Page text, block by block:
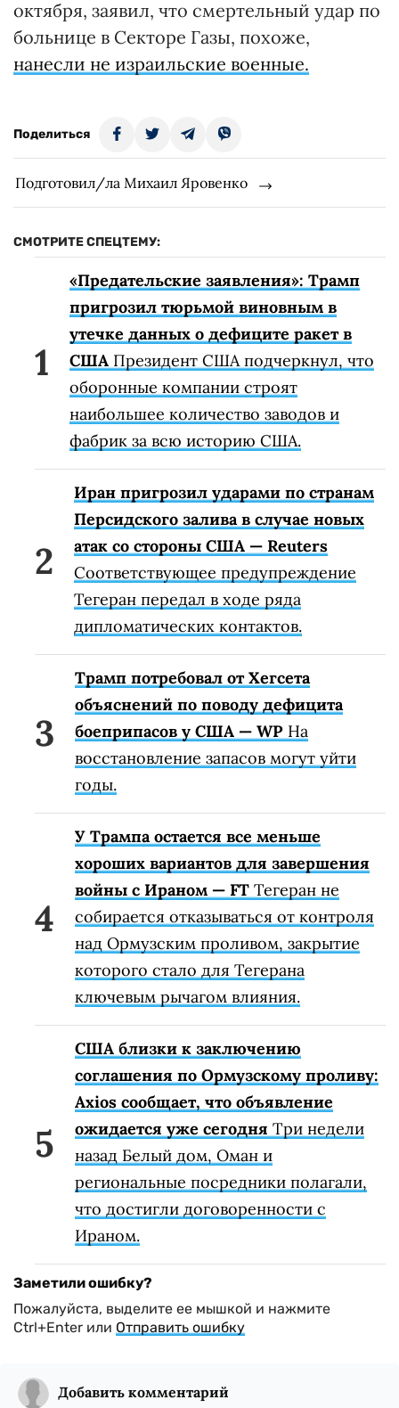
октября, заявил, что смертельный удар по
больнице в Секторе Газы, похоже,
нанесли не израильские военные.
Поделиться
Подготовил/ла Михаил Яровенко
СМОТРИТЕ СПЕЦТЕМУ:
«Предательские заявления»: Трамп
пригрозил тюрьмой виновным в
утечке данных о дефиците ракет в
США Президент США подчеркнул, что
оборонные компании строят
наибольшее количество заводов и
фабрик за всю историю США.
Иран пригрозил ударами по странам
Персидского залива в случае новых
атак со стороны США — Reuters
Соответствующее предупреждение
Тегеран передал в ходе ряда
дипломатических контактов.
Трамп потребовал от Хегсета
объяснений по поводу дефицита
боеприпасов у США — WP На
восстановление запасов могут уйти
годы.
У Трампа остается все меньше
хороших вариантов для завершения
войны с Ираном — FT Тегеран не
собирается отказываться от контроля
над Ормузским проливом, закрытие
которого стало для Тегерана
ключевым рычагом влияния.
США близки к заключению
соглашения по Ормузскому проливу:
Axios сообщает, что объявление
ожидается уже сегодня Три недели
назад Белый дом, Оман и
региональные посредники полагали,
что достигли договоренности с
Ираном.
Заметили ошибку?
Пожалуйста, выделите ее мышкой и нажмите
Ctrl+Enter или Отправить ошибку
Добавить комментарий